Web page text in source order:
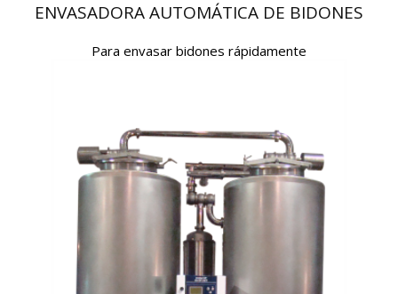
ENVASADORA AUTOMÁTICA DE BIDONES
Para envasar bidones rápidamente